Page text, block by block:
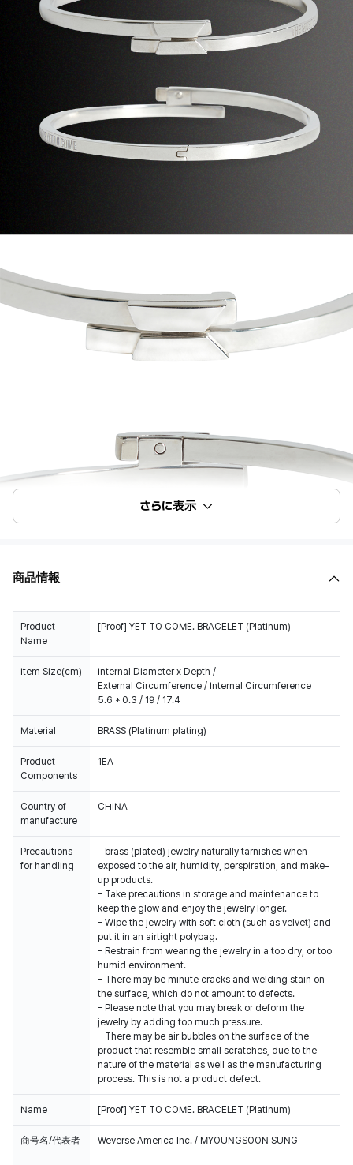
さらに表示
商品情報
Product
Name
[Proof] YET TO COME. BRACELET (Platinum)
Item Size(cm)
Internal Diameter x Depth /
External Circumference / Internal Circumference
5.6 * 0.3 / 19 / 17.4
Material BRASS (Platinum plating)
Product
Components
1EA
Country of
manufacture
CHINA
Precautions
for handling
- brass (plated) jewelry naturally tarnishes when
exposed to the air, humidity, perspiration, and make-
up products.
- Take precautions in storage and maintenance to
keep the glow and enjoy the jewelry longer.
- Wipe the jewelry with soft cloth (such as velvet) and
put it in an airtight polybag.
- Restrain from wearing the jewelry in a too dry, or too
humid environment.
- There may be minute cracks and welding stain on
the surface, which do not amount to defects.
- Please note that you may break or deform the
jewelry by adding too much pressure.
- There may be air bubbles on the surface of the
product that resemble small scratches, due to the
nature of the material as well as the manufacturing
process. This is not a product defect.
Name [Proof] YET TO COME. BRACELET (Platinum)
商号名/代表者 Weverse America Inc. / MYOUNGSOON SUNG